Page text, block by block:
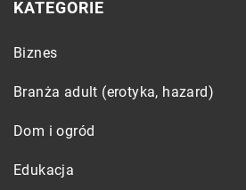
KATEGORIE
Biznes
Branża adult (erotyka, hazard)
Dom i ogród
Edukacja